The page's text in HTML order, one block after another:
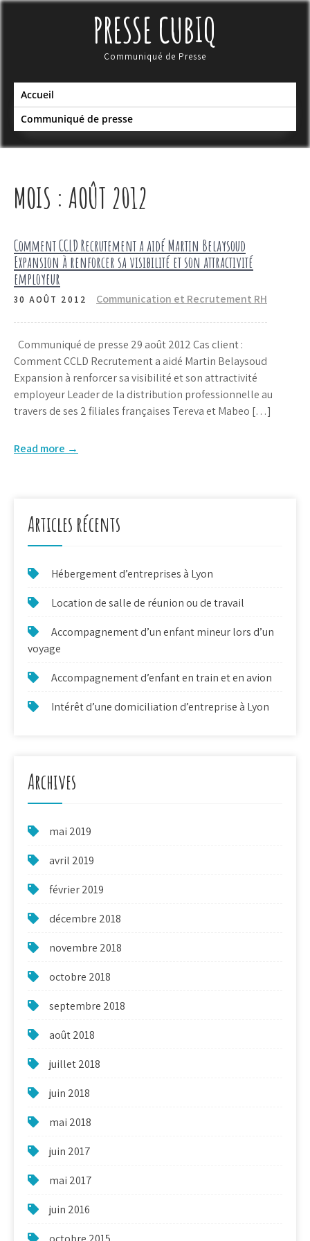
Skip
PRESSE CUBIQ
Communiqué de Presse
Accueil
Communiqué de presse
MOIS : AOÛT 2012
Comment CCLD Recrutement a aidé Martin Belaysoud
Expansion à renforcer sa visibilité et son attractivité
employeur
30 AOÛT 2012 Communication et Recrutement RH
Communiqué de presse 29 août 2012 Cas client :
Comment CCLD Recrutement a aidé Martin Belaysoud
Expansion à renforcer sa visibilité et son attractivité
employeur Leader de la distribution professionnelle au
travers de ses 2 filiales françaises Tereva et Mabeo […]
Read more →
Articles récents
Hébergement d’entreprises à Lyon
Location de salle de réunion ou de travail
Accompagnement d’un enfant mineur lors d’un
voyage
Accompagnement d’enfant en train et en avion
Intérêt d’une domiciliation d’entreprise à Lyon
Archives
mai 2019
avril 2019
février 2019
décembre 2018
novembre 2018
octobre 2018
septembre 2018
août 2018
juillet 2018
juin 2018
mai 2018
juin 2017
mai 2017
juin 2016